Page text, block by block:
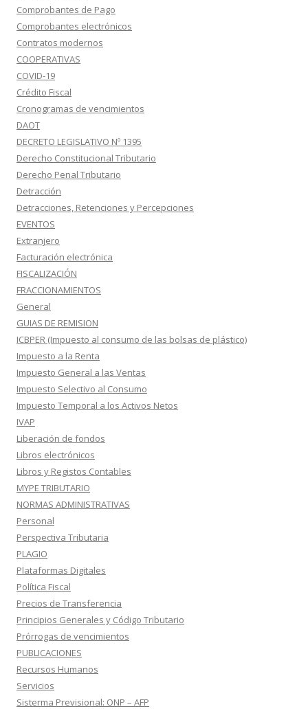
Comprobantes de Pago
Comprobantes electrónicos
Contratos modernos
COOPERATIVAS
COVID-19
Crédito Fiscal
Cronogramas de vencimientos
DAOT
DECRETO LEGISLATIVO Nº 1395
Derecho Constitucional Tributario
Derecho Penal Tributario
Detracción
Detracciones, Retenciones y Percepciones
EVENTOS
Extranjero
Facturación electrónica
FISCALIZACIÓN
FRACCIONAMIENTOS
General
GUIAS DE REMISION
ICBPER (Impuesto al consumo de las bolsas de plástico)
Impuesto a la Renta
Impuesto General a las Ventas
Impuesto Selectivo al Consumo
Impuesto Temporal a los Activos Netos
IVAP
Liberación de fondos
Libros electrónicos
Libros y Registos Contables
MYPE TRIBUTARIO
NORMAS ADMINISTRATIVAS
Personal
Perspectiva Tributaria
PLAGIO
Plataformas Digitales
Política Fiscal
Precios de Transferencia
Principios Generales y Código Tributario
Prórrogas de vencimientos
PUBLICACIONES
Recursos Humanos
Servicios
Sisterma Previsional: ONP – AFP